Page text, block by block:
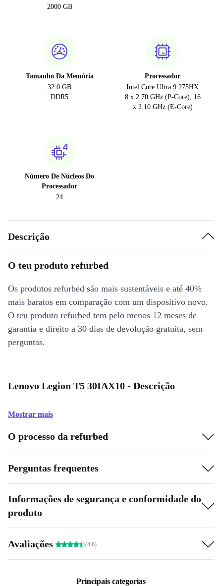
2000 GB
Tamanho Da Memória
32.0 GB
DDR5
Processador
Intel Core Ultra 9 275HX
8 x 2.70 GHz (P-Core), 16
x 2.10 GHz (E-Core)
Número De Núcleos Do
Processador
24
Descrição
O teu produto refurbed
Os produtos refurbed são mais sustentáveis e até 40%
mais baratos em comparação com um dispositivo novo.
O teu produto refurbed tem pelo menos 12 meses de
garantia e direito a 30 dias de devolução gratuita, sem
perguntas.
Lenovo Legion T5 30IAX10 - Descrição
Mostrar mais
O processo da refurbed
Perguntas frequentes
Informações de segurança e conformidade do
produto
Avaliações (4.6)
Principais categorias